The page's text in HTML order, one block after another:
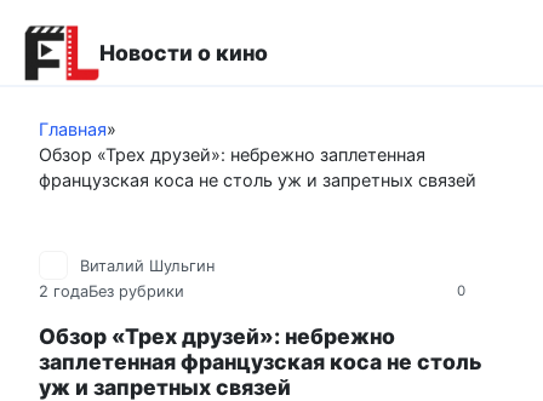
контенту
Новости о кино
Главная»
Обзор «Трех друзей»: небрежно заплетенная
французская коса не столь уж и запретных связей
0
Виталий Шульгин
2 годаБез рубрики
Обзор «Трех друзей»: небрежно
заплетенная французская коса не столь
уж и запретных связей